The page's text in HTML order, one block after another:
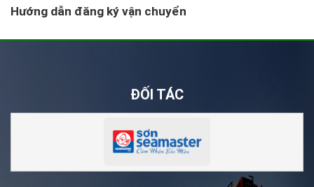
Hướng dẫn đăng ký vận chuyển
ĐỐI TÁC